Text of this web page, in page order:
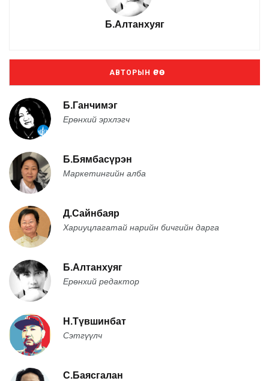
Б.Алтанхуяг
АВТОРЫН ӨРӨӨ
Б.Ганчимэг
Ерөнхий эрхлэгч
Б.Бямбасүрэн
Маркетингийн алба
Д.Сайнбаяр
Хариуцлагатай нарийн бичгийн дарга
Б.Алтанхуяг
Ерөнхий редактор
Н.Түвшинбат
Сэтгүүлч
С.Баясгалан